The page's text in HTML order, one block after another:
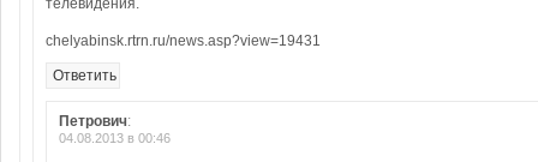
телевидения.
chelyabinsk.rtrn.ru/news.asp?view=19431
Ответить
Петрович:
04.08.2013 в 00:46